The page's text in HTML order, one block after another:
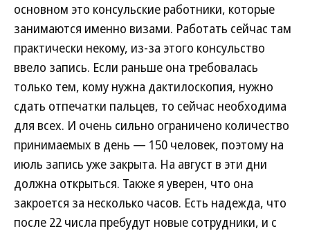
основном это консульские работники, которые
занимаются именно визами. Работать сейчас там
практически некому, из-за этого консульство
ввело запись. Если раньше она требовалась
только тем, кому нужна дактилоскопия, нужно
сдать отпечатки пальцев, то сейчас необходима
для всех. И очень сильно ограничено количество
принимаемых в день — 150 человек, поэтому на
июль запись уже закрыта. На август в эти дни
должна открыться. Также я уверен, что она
закроется за несколько часов. Есть надежда, что
после 22 числа пребудут новые сотрудники, и с